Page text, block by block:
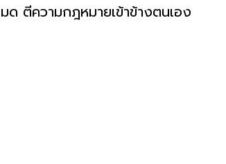
ตีความกฎหมายเข้าข้างตนเอง